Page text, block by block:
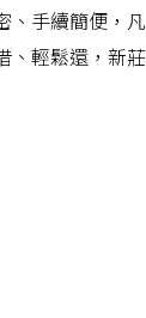
、手續簡便，凡
、輕鬆還，新莊